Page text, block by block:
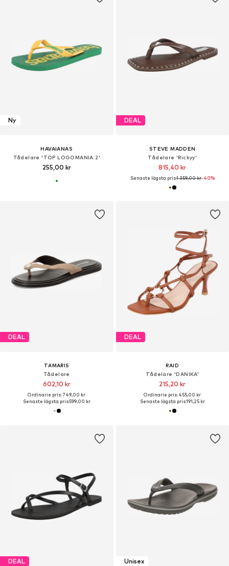
Ny
HAVAIANAS
Tådelare 'TOP LOGOMANIA 2'
255,00 kr
DEAL
STEVE MADDEN
Tådelare 'Rickyy'
815,40 kr
Senaste lägsta pris:1 359,00 kr-40%
DEAL
TAMARIS
Tådelare
602,10 kr
Ordinarie pris: 749,00 kr
Senaste lägsta pris:599,00 kr
DEAL
RAID
Tådelare 'DANIKA'
215,20 kr
Ordinarie pris: 455,00 kr
Senaste lägsta pris:191,25 kr
DEAL Unisex